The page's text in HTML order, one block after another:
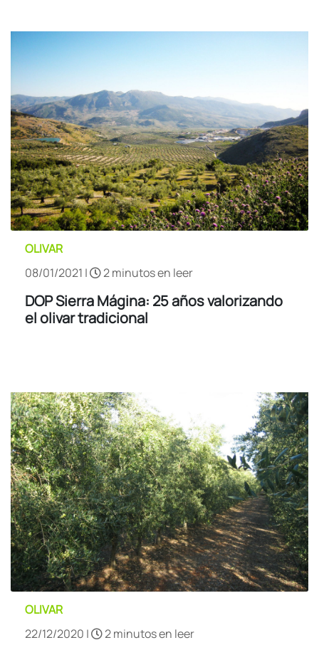
OLIVAR
08/01/2021 |
2 minutos en leer
DOP Sierra Mágina: 25 años valorizando
el olivar tradicional
OLIVAR
22/12/2020 |
2 minutos en leer